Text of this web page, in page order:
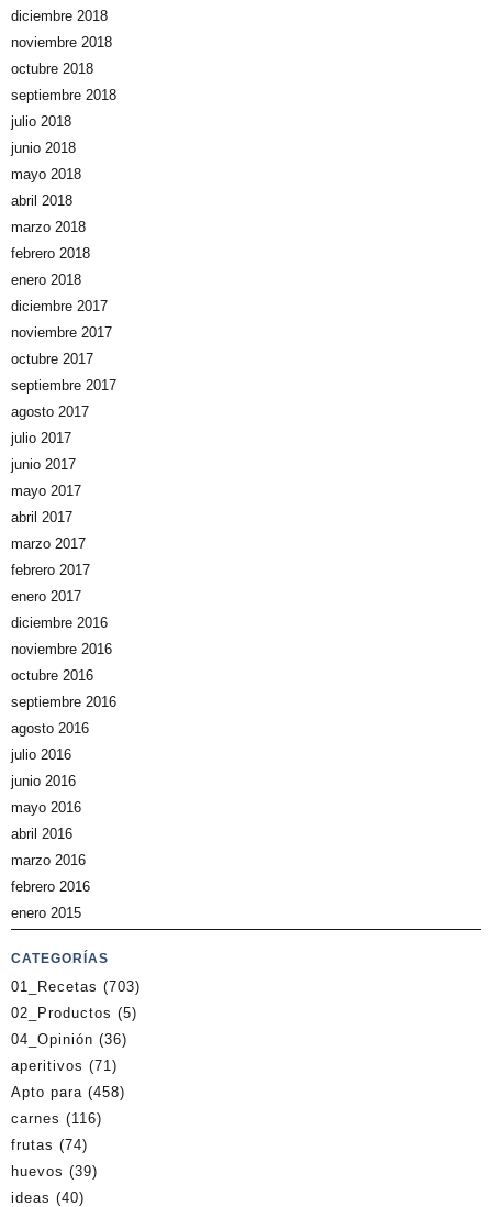
diciembre 2018
noviembre 2018
octubre 2018
septiembre 2018
julio 2018
junio 2018
mayo 2018
abril 2018
marzo 2018
febrero 2018
enero 2018
diciembre 2017
noviembre 2017
octubre 2017
septiembre 2017
agosto 2017
julio 2017
junio 2017
mayo 2017
abril 2017
marzo 2017
febrero 2017
enero 2017
diciembre 2016
noviembre 2016
octubre 2016
septiembre 2016
agosto 2016
julio 2016
junio 2016
mayo 2016
abril 2016
marzo 2016
febrero 2016
enero 2015
CATEGORÍAS
01_Recetas (703)
02_Productos (5)
04_Opinión (36)
aperitivos (71)
Apto para (458)
carnes (116)
frutas (74)
huevos (39)
ideas (40)